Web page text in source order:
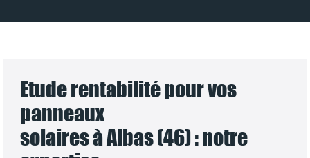
Etude rentabilité pour vos
panneaux
solaires à Albas (46) : notre